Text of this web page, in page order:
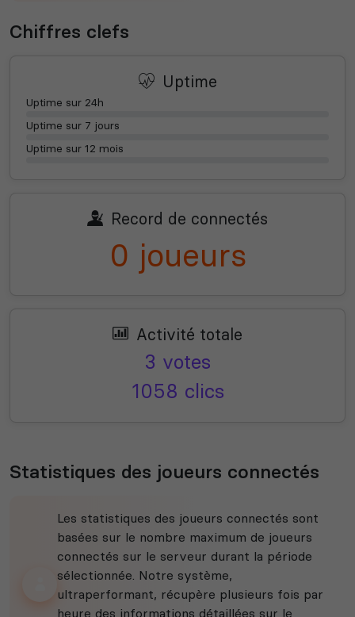
Chiffres clefs
Uptime
Uptime sur 24h
Uptime sur 7 jours
Uptime sur 12 mois
Record de connectés
0 joueurs
Activité totale
3 votes
1058 clics
Statistiques des joueurs connectés
Les statistiques des joueurs connectés sont
basées sur le nombre maximum de joueurs
connectés sur le serveur durant la période
sélectionnée. Notre système,
ultraperformant, récupère plusieurs fois par
heure des informations détaillées sur le